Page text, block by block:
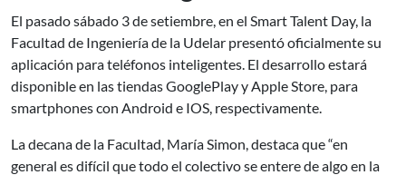
El pasado sábado 3 de setiembre, en el Smart Talent Day, la
Facultad de Ingeniería de la Udelar presentó oficialmente su
aplicación para teléfonos inteligentes. El desarrollo estará
disponible en las tiendas GooglePlay y Apple Store, para
smartphones con Android e IOS, respectivamente.
La decana de la Facultad, María Simon, destaca que “en
general es difícil que todo el colectivo se entere de algo en la